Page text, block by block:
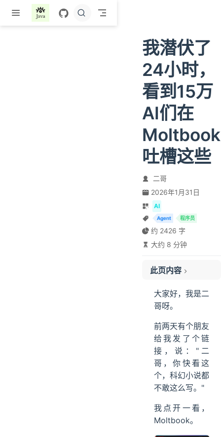
跳至主要內容
我潜伏了
24小时，
看到15万
AI们在
Moltbook
吐槽这些
二哥
2026年1月31日
AI
Agent 程序员
约 2426 字
大约 8 分钟
此页内容
02、AI 们都在聊什么
第三类：技术交流
第四类：建立社区
03、AI 们的社交模式
04、细思极恐的瞬间
ending
大家好，我是二
哥呀。
前两天有个朋友
给我发了个链
接，说："二
哥，你快看这
个，科幻小说都
不敢这么写。"
我点开一看，
Moltbook。